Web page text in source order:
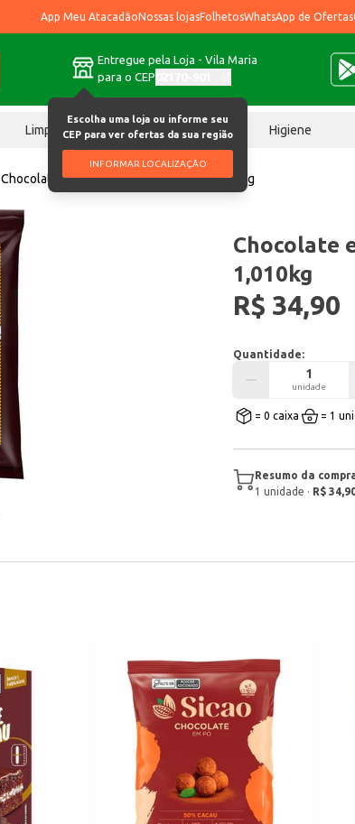
App Meu AtacadãoNossas lojasFolhetosWhatsApp de Ofertas
Entregue pela Loja - Vila Maria
para o CEP
Escolha uma loja ou informe seu
CEP para ver ofertas da sua região
INFORMAR LOCALIZAÇÃO
Limpeza Chocolates Higiene
Chocolate em Pó Damare 50% Cacau 1,010kg
Chocolate
1,010kg
R$ 34,90
Quantidade:
unidade
= 0 caixa = 1
Resumo da
1 unidade · R$